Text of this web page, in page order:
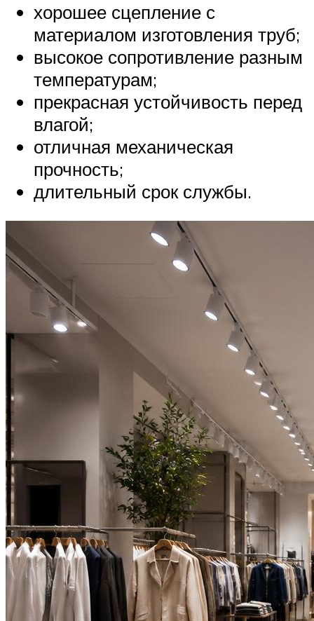
хорошее сцепление с
материалом изготовления труб;
высокое сопротивление разным
температурам;
прекрасная устойчивость перед
влагой;
отличная механическая
прочность;
длительный срок службы.